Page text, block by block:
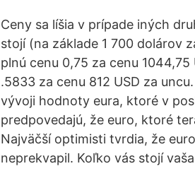
Ceny sa líšia v prípade iných
stojí (na základe 1 700 dolárov
plnú cenu 0,75 za cenu
.5833 za cenu 812 USD za
vývoji hodnoty eura, ktoré v
predpovedajú, že euro, ktoré
Najväčší optimisti tvrdia, že
neprekvapil. Koľko vás stojí